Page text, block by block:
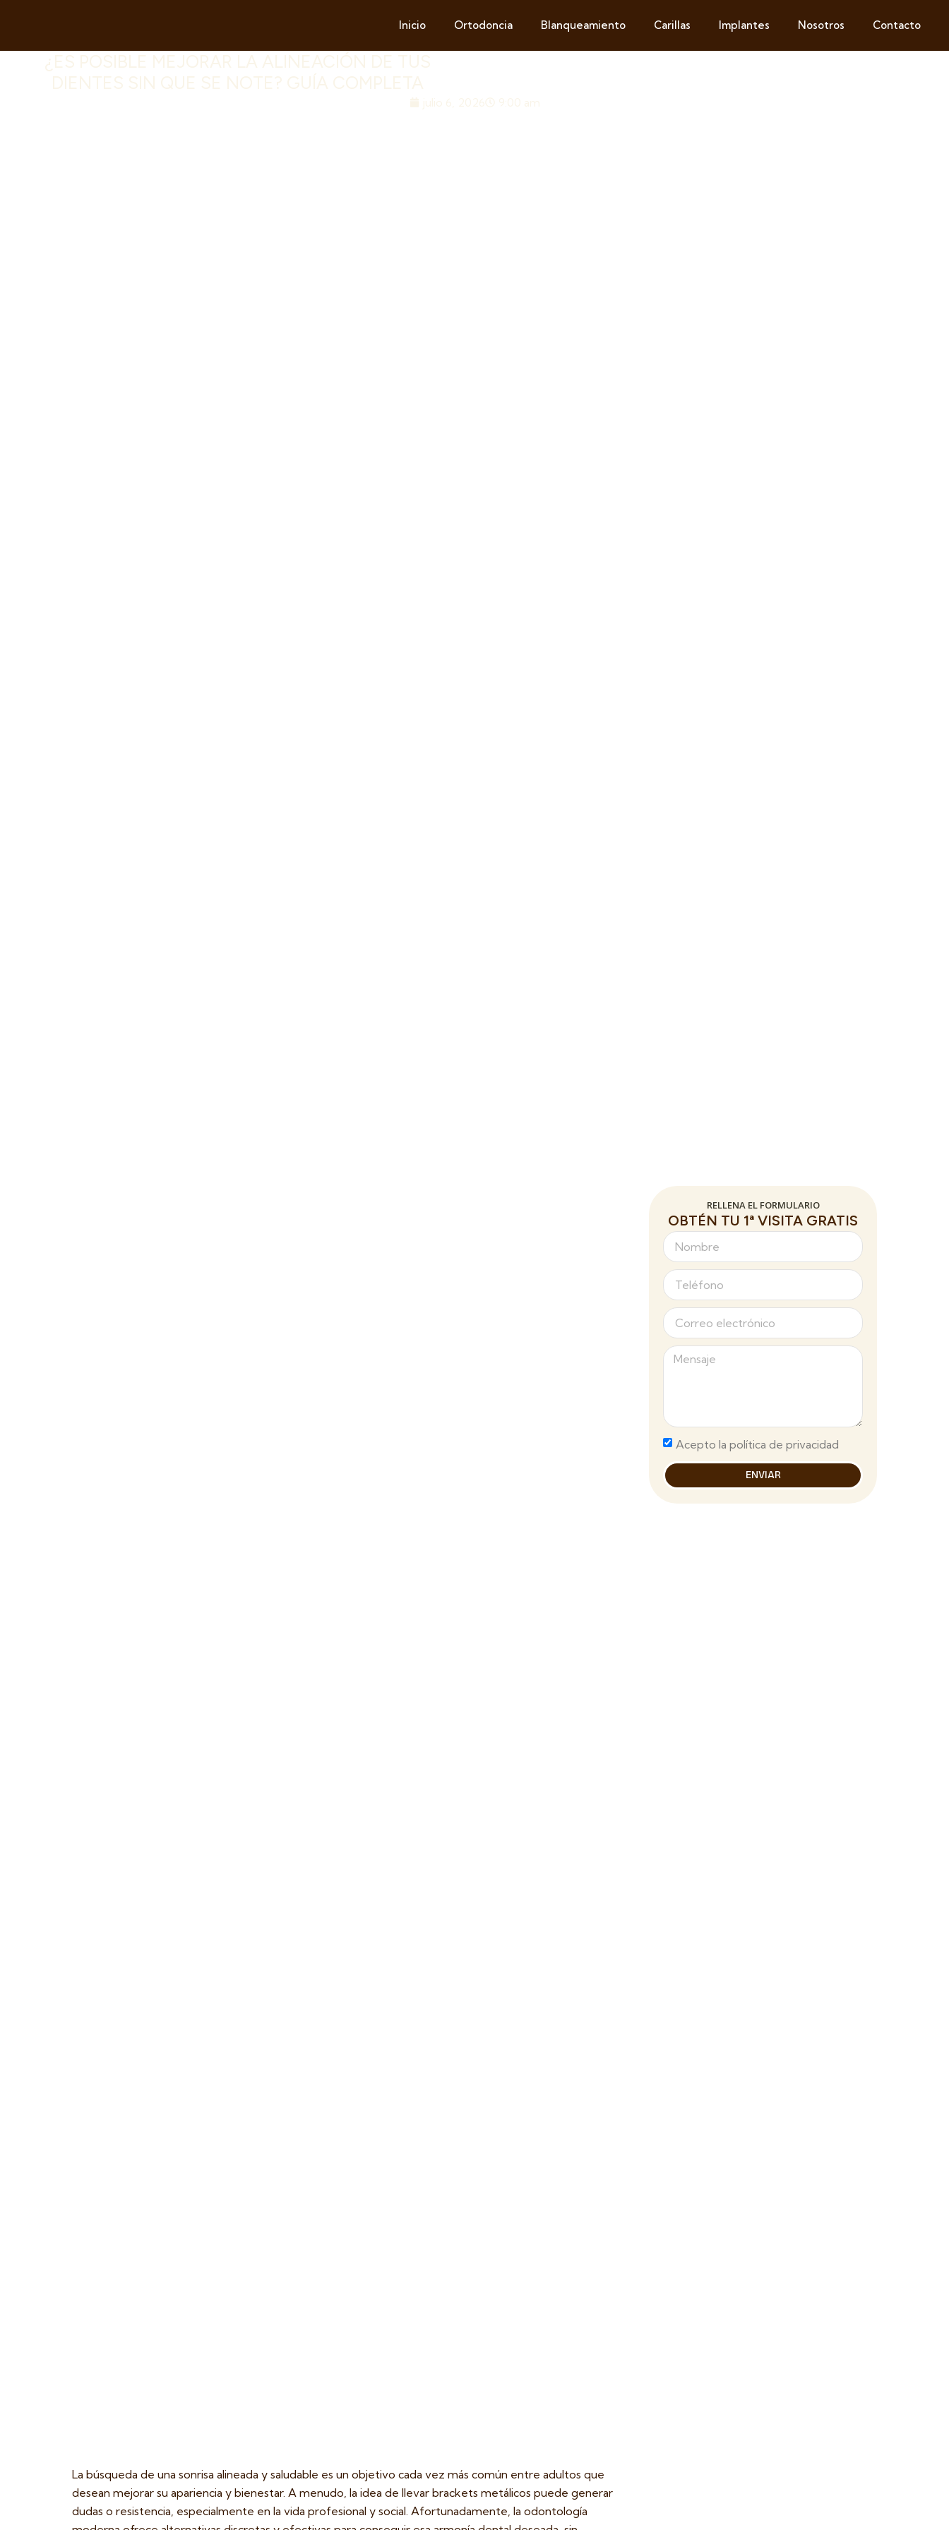
Inicio Ortodoncia Blanqueamiento Carillas Implantes Nosotros Contacto
La búsqueda de una sonrisa alineada y saludable es un objetivo cada vez más común entre adultos que
desean mejorar su apariencia y bienestar. A menudo, la idea de llevar brackets metálicos puede generar
dudas o resistencia, especialmente en la vida profesional y social. Afortunadamente, la odontología
RELLENA EL FORMULARIO
OBTÉN TU 1ª VISITA GRATIS
Acepto la política de privacidad
ENVIAR